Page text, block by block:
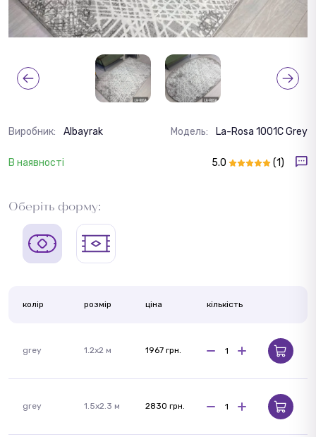
Виробник: Albayrak Модель: La-Rosa 1001C Grey
В наявності 5.0 (1)
Оберіть форму:
колір розмір ціна кількість
grey 1.2х2 м 1967 грн.
grey 1.5x2.3 м 2830 грн.